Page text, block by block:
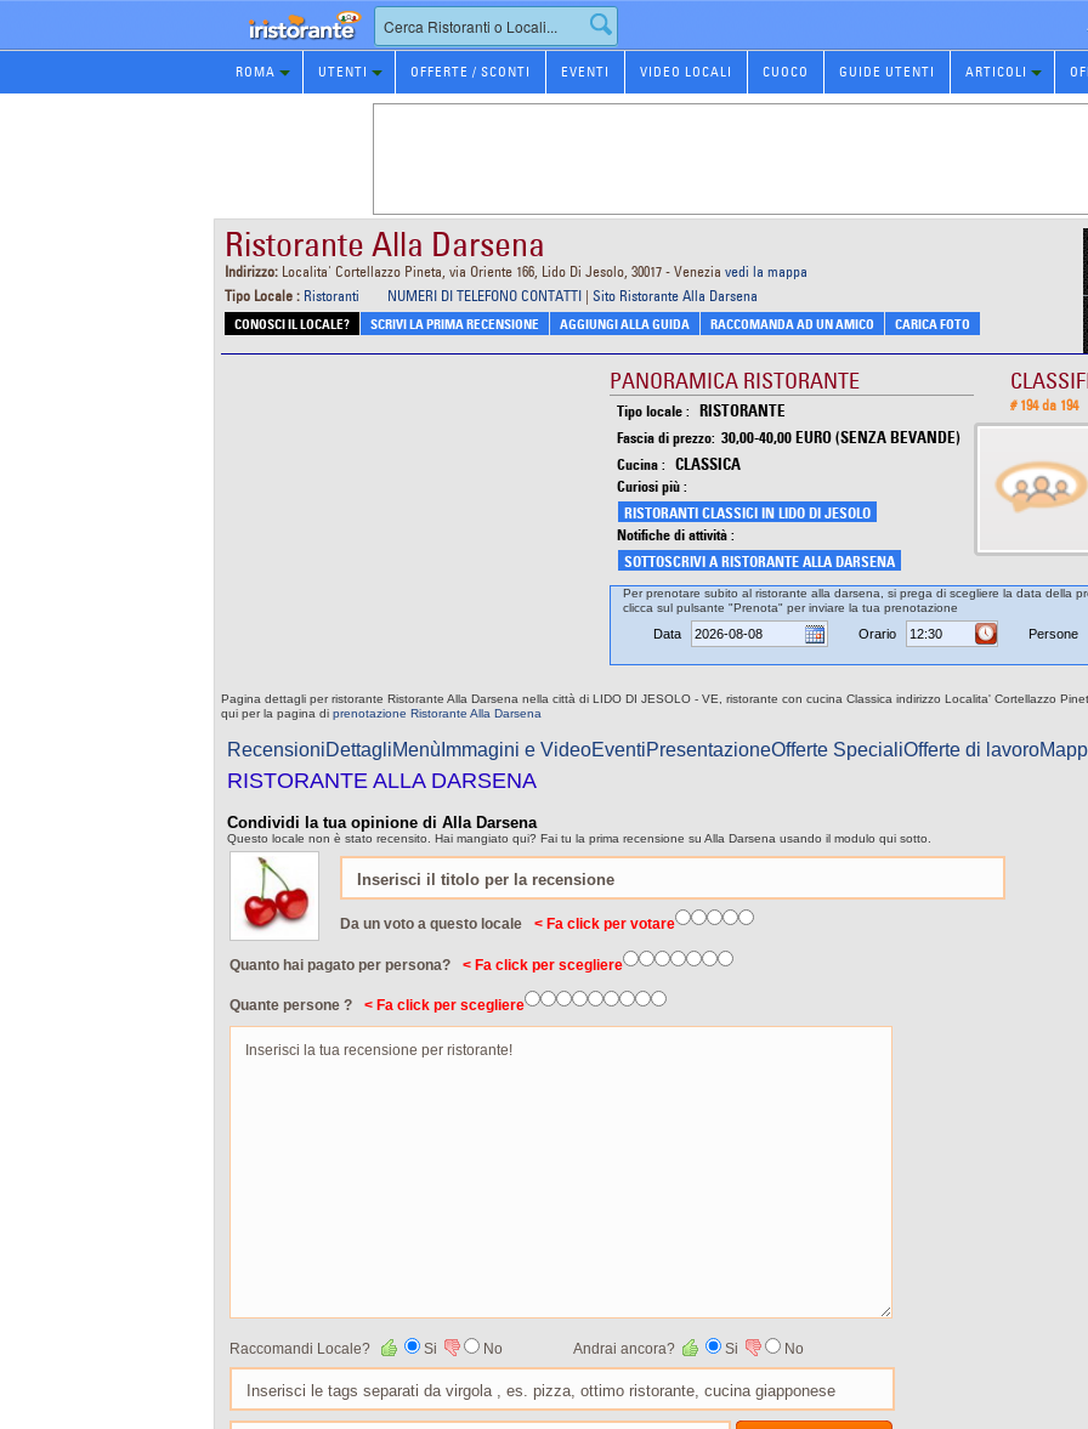
Prenotazione
Ristorante
ROMA UTENTI OFFERTE / SCONTI EVENTI VIDEO LOCALI CUOCO GUIDE UTENTI ARTICOLI
Ristorante Alla Darsena
Indirizzo: Localita' Cortellazzo Pineta, via Oriente 166, Lido Di Jesolo, 30017 - Venezia vedi la mappa
Tipo Locale : Ristoranti NUMERI DI TELEFONO CONTATTI | Sito Ristorante Alla Darsena
CONOSCI IL LOCALE? SCRIVI LA PRIMA RECENSIONE AGGIUNGI ALLA GUIDA RACCOMANDA AD UN AMICO CARICA FOTO
PANORAMICA RISTORANTE
Tipo locale : RISTORANTE
Fascia di prezzo: 30,00-40,00 EURO (SENZA BEVANDE)
Cucina : CLASSICA
Curiosi più :
RISTORANTI CLASSICI IN LIDO DI JESOLO
Notifiche di attività :
SOTTOSCRIVI A RISTORANTE ALLA DARSENA
# 194 da 194
Per prenotare subito al ristorante alla darsena, si prega di scegliere la data della
clicca sul pulsante "Prenota" per inviare la tua prenotazione
Data Orario Persone
Pagina dettagli per ristorante Ristorante Alla Darsena nella città di LIDO DI JESOLO - VE, ristorante con cucina Classica indirizzo Localita' Cortellazzo
qui per la pagina di prenotazione Ristorante Alla Darsena
RecensioniDettagliMenù Immagini e VideoEventiPresentazioneOfferte SpecialiOfferte di lavoro
RISTORANTE ALLA DARSENA
Condividi la tua opinione di Alla Darsena
Questo locale non è stato recensito. Hai mangiato qui? Fai tu la prima recensione su Alla Darsena usando il modulo qui sotto.
Da un voto a questo locale < Fa click per votare
Quanto hai pagato per persona? < Fa click per scegliere
Quante persone ? < Fa click per scegliere
Raccomandi Locale? Si No Andrai ancora? Si No